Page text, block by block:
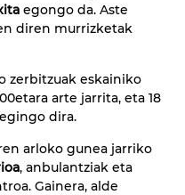
egongo da. Aste
diren murrizketak
zerbitzuak eskainiko
arte jarrita, eta 18
dira.
arloko gunea jarriko
, anbulantziak eta
Gainera, alde